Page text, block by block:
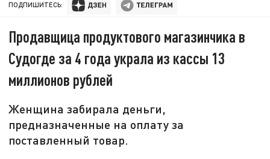
ПОДПИШИТЕСЬ:
Продавщица продуктового магазинчика в
Судогде за 4 года украла из кассы 13
миллионов рублей
Женщина забирала деньги,
предназначенные на оплату за
поставленный товар.